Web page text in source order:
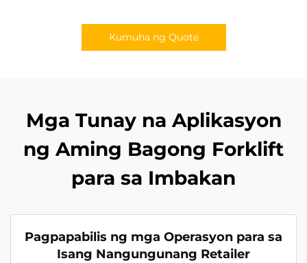
Kumuha ng Quote
Mga Tunay na Aplikasyon
ng Aming Bagong Forklift
para sa Imbakan
Pagpapabilis ng mga Operasyon para sa
Isang Nangungunang Retailer